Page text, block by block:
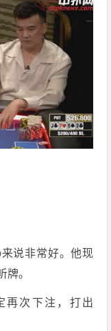
说非常好。他现
牌。
再次下注，打出